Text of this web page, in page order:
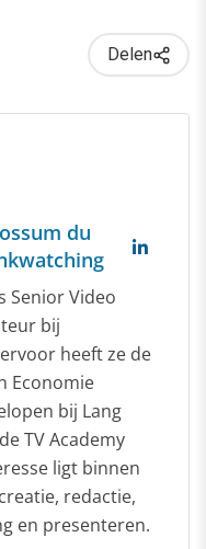
Delen
du
Senior Video
bij
heeft ze de
Economie
bij Lang
TV Academy
ligt binnen
redactie,
en presenteren.